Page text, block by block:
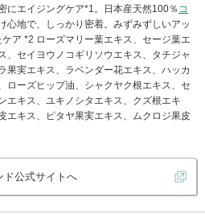
にエイジングケア*1。日本産天然100％ コ
心地で、しっかり密着。みずみずしいアッ
ア *2 ローズマリー葉エキス、セージ葉エ
、セイヨウノコギリソウエキス、タチジャ
果実エキス、ラベンダー花エキス、ハッカ
ローズヒップ油、シャクヤク根エキス、セ
エキス、ユキノシタエキス、クズ根エキ
エキス、ピタヤ果実エキス、ムクロジ果皮
ド公式サイトへ